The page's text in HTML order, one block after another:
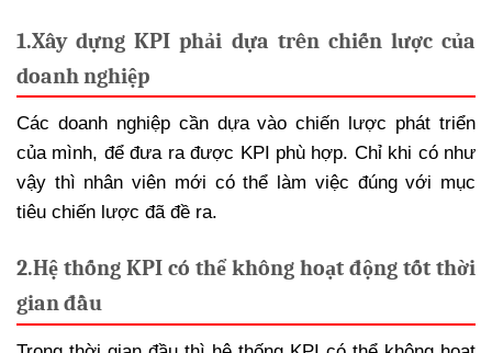
1.Xây dựng KPI phải dựa trên chiến lược của
doanh nghiệp
Các doanh nghiệp cần dựa vào chiến lược phát triển
của mình, để đưa ra được KPI phù hợp. Chỉ khi có như
vậy thì nhân viên mới có thể làm việc đúng với mục
tiêu chiến lược đã đề ra.
2.Hệ thống KPI có thể không hoạt động tốt thời
gian đầu